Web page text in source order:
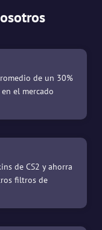
de un 30%
el mercado
de CS2 y ahorra
filtros de